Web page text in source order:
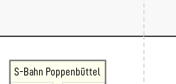
S-Bahn Poppenbüttel